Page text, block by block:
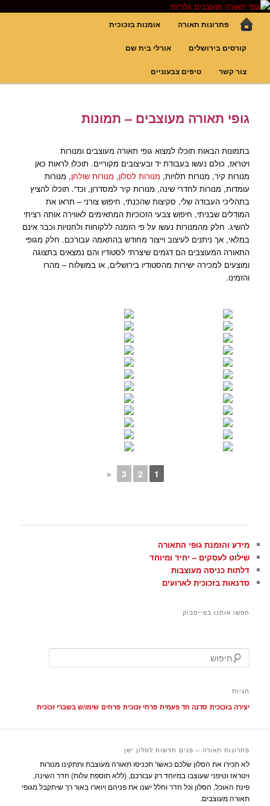
לדלג
פנטזיה – פתרונות תאורה וסטודיו
לויטראז
גופי תאורה אומנותיים בעבודת יד, ויטראזים לחלונות ולמחיצות דקורטיביות, קורסים
בויטראז ובפסיפסתפריט
פתרונות תאורה אומנות בזכוכית
קורסים בירושלים אורלי בית שם
צור קשר טיפים צבעוניים
גופי תאורה מעוצבים – תמונות
בתמונות הבאות תוכלו למצוא גופי תאורה מעוצבים ומנורות
ויטראז, כולם נעשו בעבודת יד ובעיצובים מקוריים. תוכלו לראות כאן
מנורות קיר, מנורות תלויות, מנורות לסלון, מנורות שולחן, מנורות
עומדות, מנורות לחדרי שינה, מנורות קיר למסדרון, וכד'. תוכלו להציץ
בתהליכי העבודה שלי, סקיצות שהכנתי, חיפוש צורני – תראו את
המודלים שבניתי, חיפוש צבעי הזכוכיות המתאימים לאווירה אותה רציתי
להשיג. חלק מהמנורות נעשו על פי הזמנה ללקוחות ולחנויות וכבר אינם
במלאי, אך ניתנים לעיצוב וייצור מחודש בהתאמה עבורכם. חלק מגופי
התאורה המעוצבים הם דגמים שיצרתי לסטודיו והם נמצאים בתצוגה
ומוצעים למכירה ישירות מהסטודיו בירושלים, או במשלוח – מהרו
והזמינו.
1
2
3
►
מידע והזמנת גופי התאורה
שילוט לעסקים – יחיד ומיוחד
דלתות כניסה מעוצבות
סדנאות בזכוכית לארועים
חפשו אותנו בפייסבוק
י
ותגיות
יצירה בזכוכית סדנה חד פעמית פרחי זכוכית פרחים שימו/ש בשברי זכוכית
פתרונות תאורה – פנים חדשות לסלון ישן
לא תכירו את הסלון שלכם כאשר תכניסו תאורה מעוצבת ותתקינו מנורות
ויטראז וטיפני שעוצבו במיוחד רק עבורכם, (ללא תוספת עלות) חדר השינה,
פינת האוכל, הסלון וכל חדר וחלל ישנו את פניהם ויוארו באור רך שיתקבל מגופי
תאורה מעוצבים.